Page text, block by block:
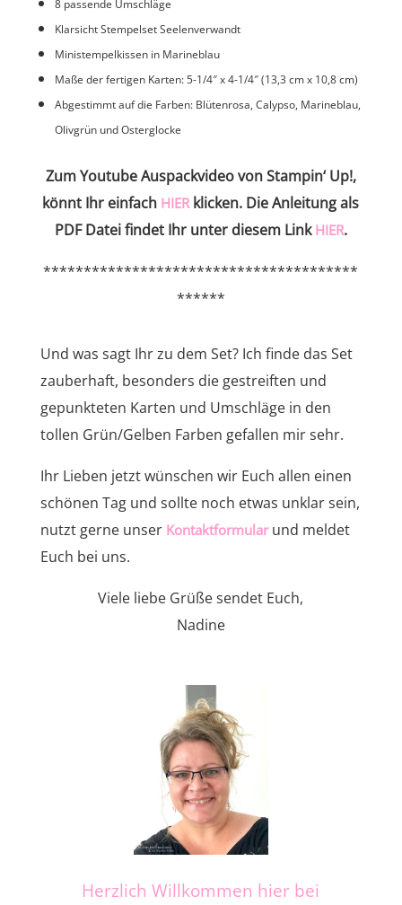
8 passende Umschläge
Klarsicht Stempelset Seelenverwandt
Ministempelkissen in Marineblau
Maße der fertigen Karten: 5-1/4″ x 4-1/4″ (13,3 cm x 10,8 cm)
Abgestimmt auf die Farben: Blütenrosa, Calypso, Marineblau,
Olivgrün und Osterglocke
Zum Youtube Auspackvideo von Stampin‘ Up!,
könnt Ihr einfach HIERklicken. Die Anleitung als
PDF Datei findet Ihr unter diesem Link HIER.
***************************************
******
Und was sagt Ihr zu dem Set? Ich finde das Set
zauberhaft, besonders die gestreiften und
gepunkteten Karten und Umschläge in den
tollen Grün/Gelben Farben gefallen mir sehr.
Ihr Lieben jetzt wünschen wir Euch allen einen
schönen Tag und sollte noch etwas unklar sein,
nutzt gerne unser Kontaktformularund meldet
Euch bei uns.
Viele liebe Grüße sendet Euch,
Nadine
Herzlich Willkommen hier bei